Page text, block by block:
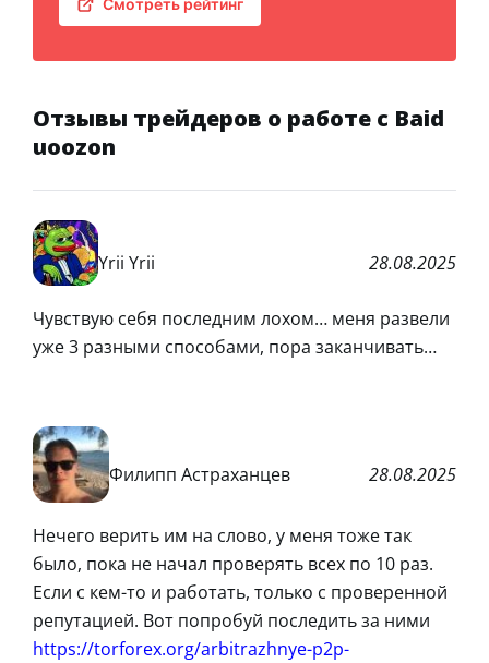
Смотреть рейтинг
Отзывы трейдеров о работе с Baid
uoozon
Yrii Yrii 28.08.2025
Чувствую себя последним лохом… меня развели
уже 3 разными способами, пора заканчивать…
Филипп Астраханцев 28.08.2025
Нечего верить им на слово, у меня тоже так
было, пока не начал проверять всех по 10 раз.
Если с кем-то и работать, только с проверенной
репутацией. Вот попробуй последить за ними
https://torforex.org/arbitrazhnye-p2p-